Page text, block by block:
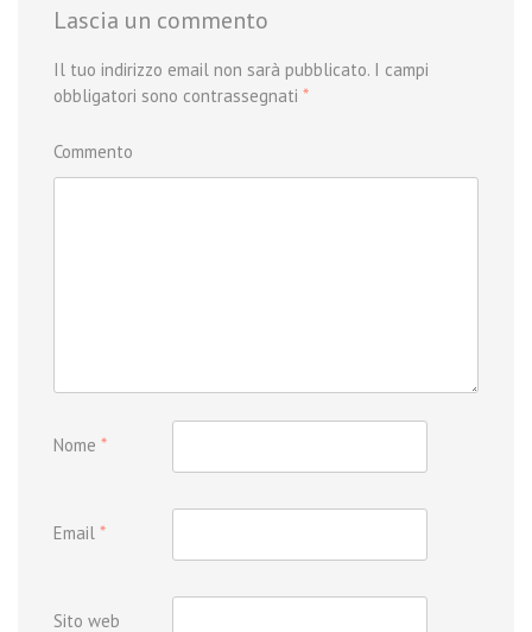
Lascia un commento
Il tuo indirizzo email non sarà pubblicato. I campi
obbligatori sono contrassegnati *
Commento
Nome *
Email *
Sito web